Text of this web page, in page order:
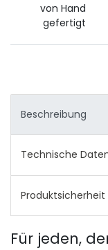
von Hand
gefertigt
Beschreibung
Technische
Produktsicherheit
Für jeden,